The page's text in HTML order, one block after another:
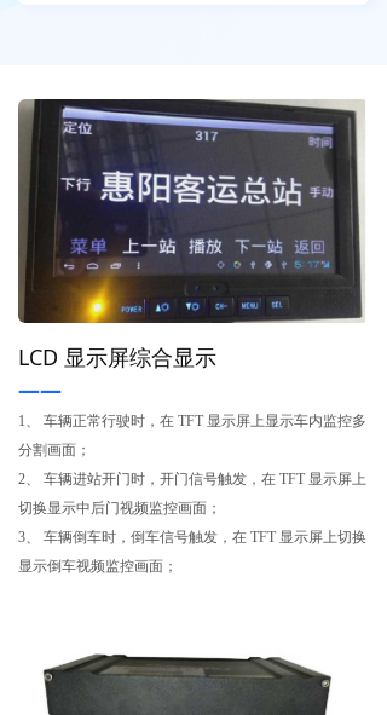
LCD 显示屏综合显示
——
1、 车辆正常行驶时，在 TFT 显示屏上显示车内监控多
分割画面；
2、 车辆进站开门时，开门信号触发，在 TFT 显示屏上
切换显示中后门视频监控画面；
3、 车辆倒车时，倒车信号触发，在 TFT 显示屏上切换
显示倒车视频监控画面；